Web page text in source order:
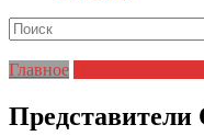
Главное
Представители